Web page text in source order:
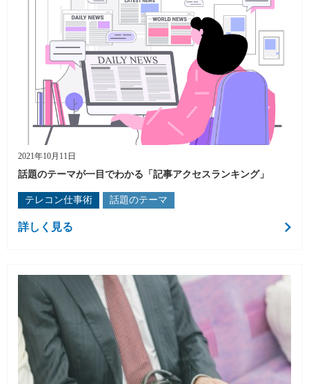
2021年10月11日
話題のテーマが一目でわかる「記事アクセスランキング」
テレコン仕事術 話題のテーマ
詳しく見る